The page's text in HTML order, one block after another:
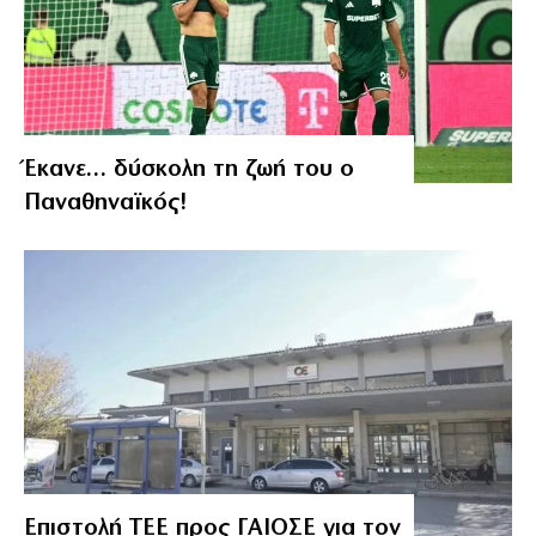
Έκανε… δύσκολη τη ζωή του ο
Παναθηναϊκός!
Επιστολή ΤΕΕ προς ΓΑΙΟΣΕ για τον